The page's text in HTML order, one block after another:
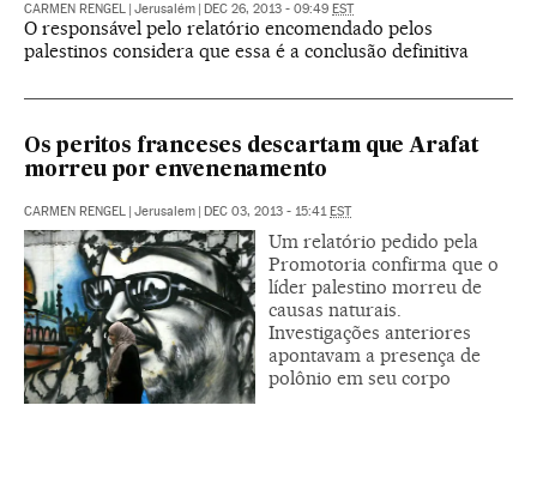
CARMEN RENGEL Jerusalém DEC 26, 2013 - 09:49 EST
O responsável pelo relatório encomendado pelos
palestinos considera que essa é a conclusão definitiva
Os peritos franceses descartam que Arafat
morreu por envenenamento
CARMEN RENGEL Jerusalem DEC 03, 2013 - 15:41 EST
Um relatório pedido pela
Promotoria confirma que o
líder palestino morreu de
causas naturais.
Investigações anteriores
apontavam a presença de
polônio em seu corpo